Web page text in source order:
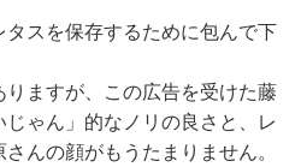
スを保存するために包んで下
ますが、この広告を受けた藤
ゃん」的なノリの良さと、レ
んの顔がもうたまりません。